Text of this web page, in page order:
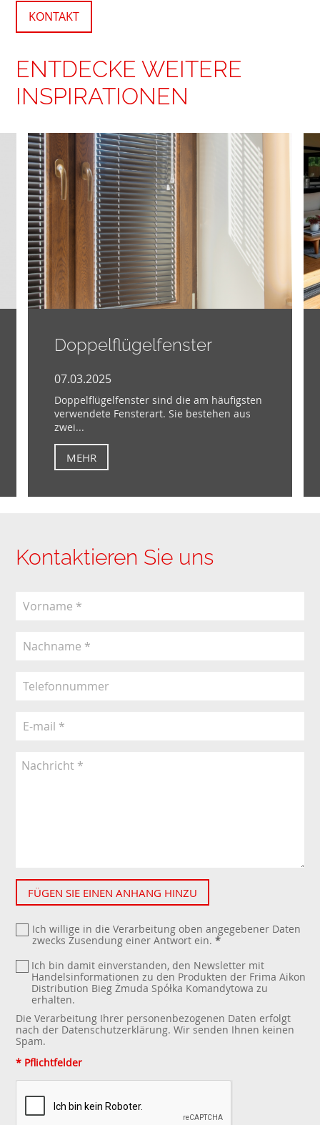
KONTAKT
ENTDECKE WEITERE
INSPIRATIONEN
Doppelflügelfenster
07.03.2025
Doppelflügelfenster sind die am häufigsten
verwendete Fensterart. Sie bestehen aus
zwei...
MEHR
Kontaktieren Sie uns
FÜGEN SIE EINEN ANHANG HINZU
Ich willige in die Verarbeitung oben angegebener Daten
zwecks Zusendung einer Antwort ein. *
Ich bin damit einverstanden, den Newsletter mit
Handelsinformationen zu den Produkten der Frima Aikon
Distribution Bieg Żmuda Spółka Komandytowa zu
erhalten.
Die Verarbeitung Ihrer personenbezogenen Daten erfolgt
nach der Datenschutzerklärung. Wir senden Ihnen keinen
Spam.
* Pflichtfelder